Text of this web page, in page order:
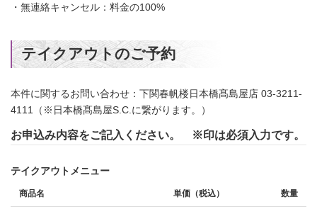
・無連絡キャンセル：料金の100%
テイクアウトのご予約
本件に関するお問い合わせ：下関春帆楼日本橋髙島屋店 03-3211-
4111（※日本橋髙島屋S.C.に繋がります。）
お申込み内容をご記入ください。 ※印は必須入力です。
テイクアウトメニュー
商品名 単価（税込） 数量